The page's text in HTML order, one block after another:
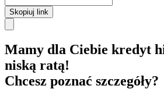
Skopiuj link
Mamy dla Ciebie kredyt
niską ratą!
Chcesz poznać szczegóły?